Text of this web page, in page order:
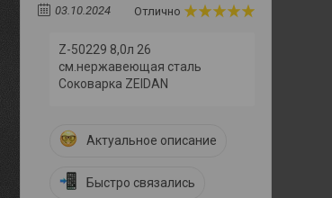
03.10.2024 Отлично
Z-50229 8,0л 26
см.нержавеющая сталь
Соковарка ZEIDAN
Актуальное описание
Быстро связались